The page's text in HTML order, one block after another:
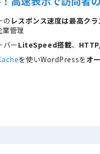
の レスポンス速度は最高ク
管理
バーLiteSpeed搭載、
を使いWordPressをオ